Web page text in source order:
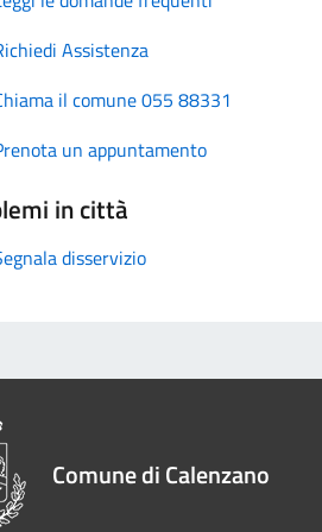
Assistenza
il comune 055 88331
un appuntamento
in città
disservizio
Comune di Calenzano